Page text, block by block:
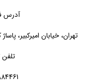
آدرس
تهران، خیابان امیرکبیر،